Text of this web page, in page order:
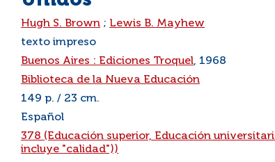
Hugh S. Brown ; Lewis B. Mayhew
texto impreso
Buenos Aires : Ediciones Troquel, 1968
Biblioteca de la Nueva Educación
149 p. / 23 cm.
Español
378 (Educación superior, Educación
incluye "calidad"))